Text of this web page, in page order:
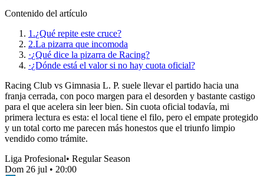
Contenido del artículo
1.¿Qué repite este cruce?
2.La pizarra que incomoda
·¿Qué dice la pizarra de Racing?
·¿Dónde está el valor si no hay cuota oficial?
Racing Club vs Gimnasia L. P. suele llevar el partido hacia una
franja cerrada, con poco margen para el desorden y bastante castigo
para el que acelera sin leer bien. Sin cuota oficial todavía, mi
primera lectura es esta: el local tiene el filo, pero el empate protegido
y un total corto me parecen más honestos que el triunfo limpio
vendido como trámite.
Liga Profesional• Regular Season
Dom 26 jul • 20:00